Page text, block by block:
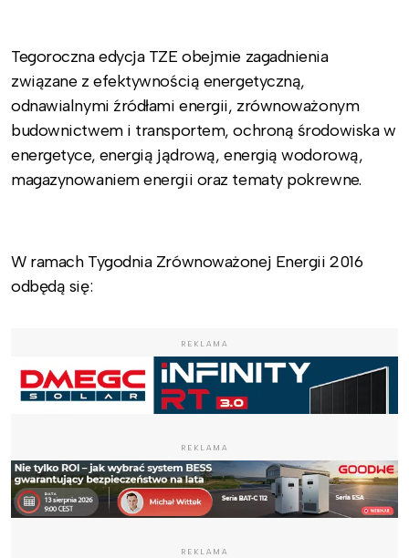
Tegoroczna edycja TZE obejmie zagadnienia
związane z efektywnością energetyczną,
odnawialnymi źródłami energii, zrównoważonym
budownictwem i transportem, ochroną środowiska w
energetyce, energią jądrową, energią wodorową,
magazynowaniem energii oraz tematy pokrewne.
W ramach Tygodnia Zrównoważonej Energii 2016
odbędą się:
REKLAMA
REKLAMA
REKLAMA